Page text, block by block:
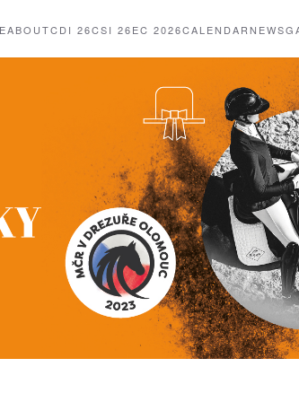
ABOUTCDI 26CSI 26EC 2026CALENDARNEWS